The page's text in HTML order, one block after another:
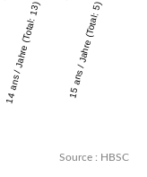
14 ans / Jahre (Total: 13) 15 ans / Jahre (Total: 5)
Source : HBSC